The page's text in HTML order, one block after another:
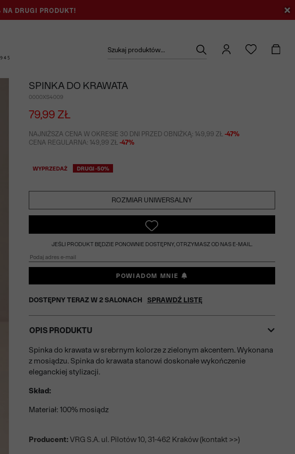
DRUGI PRODUKT!
Szukaj produktów...
SPINKA DO KRAWATA
0000XS4009
79,99 ZŁ
NAJNIŻSZA CENA W OKRESIE 30 DNI PRZED OBNIŻKĄ: 149,99 ZŁ -47%
CENA REGULARNA: 149,99 ZŁ -47%
WYPRZEDAŻ DRUGI -50%
ROZMIAR UNIWERSALNY
JEŚLI PRODUKT BĘDZIE PONOWNIE DOSTĘPNY, OTRZYMASZ OD NAS E-MAIL.
POWIADOM MNIE
DOSTĘPNY TERAZ W2SALONACH SPRAWDŹ LISTĘ
OPIS PRODUKTU
Spinka do krawata w srebrnym kolorze z zielonym akcentem. Wykonana
z mosiądzu. Spinka do krawata stanowi doskonałe wykończenie
eleganckiej stylizacji.
Skład:
Materiał: 100% mosiądz
Producent: VRG S.A. ul. Pilotów 10, 31-462 Kraków (kontakt >>)